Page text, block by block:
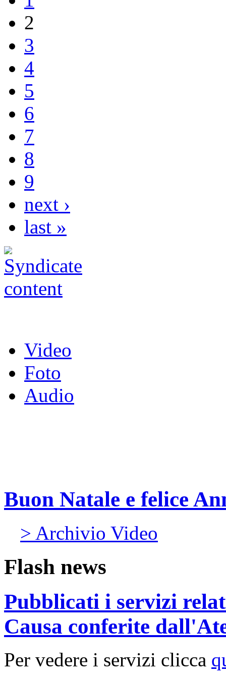
2
3
4
5
6
7
8
9
next ›
last »
Video
Foto
Audio
Buon Natale e felice
> Archivio Video
Flash news
Pubblicati i servizi
Causa conferite
Per vedere i servizi clicca